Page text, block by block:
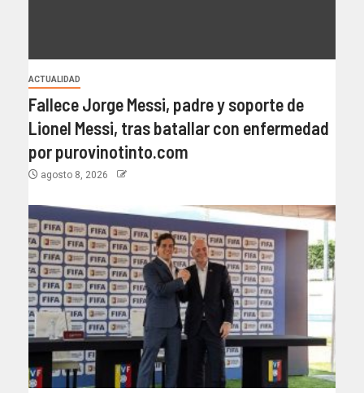
ACTUALIDAD
Fallece Jorge Messi, padre y soporte de
Lionel Messi, tras batallar con enfermedad
por purovinotinto.com
agosto 8, 2026